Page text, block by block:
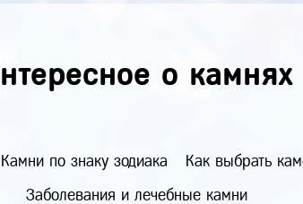
о камнях
Камни по знаку зодиака Как выбрать
Заболевания и лечебные камни